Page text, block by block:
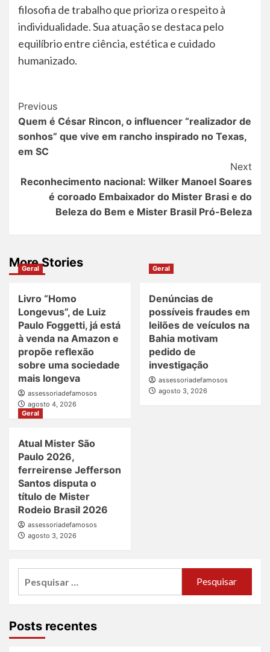
filosofia de trabalho que prioriza o respeito à
individualidade. Sua atuação se destaca pelo
equilíbrio entre ciência, estética e cuidado
humanizado.
Post
Navigation
Previous
Quem é César Rincon, o influencer “realizador de
sonhos” que vive em rancho inspirado no Texas,
em SC
Next
Reconhecimento nacional: Wilker Manoel Soares
é coroado Embaixador do Mister Brasi e do
Beleza do Bem e Mister Brasil Pró-Beleza
More Stories
Geral
Livro “Homo
Longevus”, de Luiz
Paulo Foggetti, já está
à venda na Amazon e
propõe reflexão
sobre uma sociedade
mais longeva
assessoriadefamosos
agosto 4, 2026
Geral
Denúncias de
possíveis fraudes em
leilões de veículos na
Bahia motivam
pedido de
investigação
assessoriadefamosos
agosto 3, 2026
Geral
Atual Mister São
Paulo 2026,
ferreirense Jefferson
Santos disputa o
título de Mister
Rodeio Brasil 2026
assessoriadefamosos
agosto 3, 2026
Posts recentes